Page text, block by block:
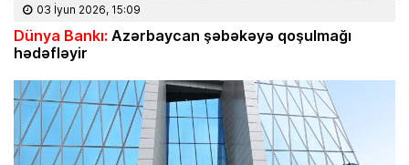
03 İyun 2026, 15:09
Dünya Bankı: Azərbaycan şəbəkəyə qoşulmağı
hədəfləyir